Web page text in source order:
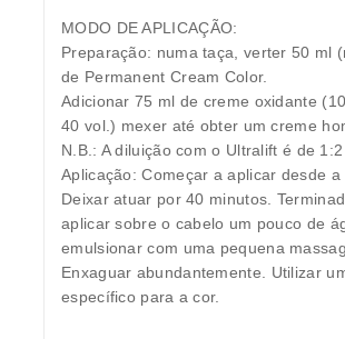
MODO DE APLICAÇÃO:
Preparação: numa taça, verter 50 ml
de Permanent Cream Color.
Adicionar 75 ml de creme oxidante
40 vol.) mexer até obter um creme
N.B.: A diluição com o Ultralift é de 1:2
Aplicação: Começar a aplicar desde a
Deixar atuar por 40 minutos.
aplicar sobre o cabelo um pouco de
emulsionar com uma pequena
Enxaguar abundantemente. Utilizar
específico para a cor.